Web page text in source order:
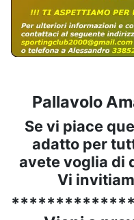
Pallavolo
Se vi piace
adatto per
avete voglia di
Vi